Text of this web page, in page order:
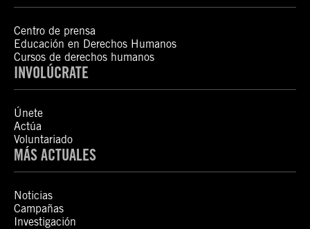
Centro de prensa
Educación en Derechos Humanos
Cursos de derechos humanos
INVOLÚCRATE
Únete
Actúa
Voluntariado
MÁS ACTUALES
Noticias
Campañas
Investigación